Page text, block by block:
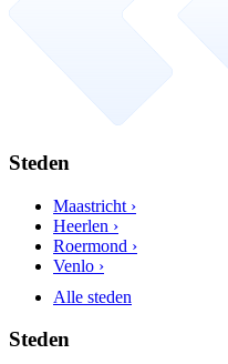
Steden
Maastricht ›
Heerlen ›
Roermond ›
Venlo ›
Alle steden
Steden